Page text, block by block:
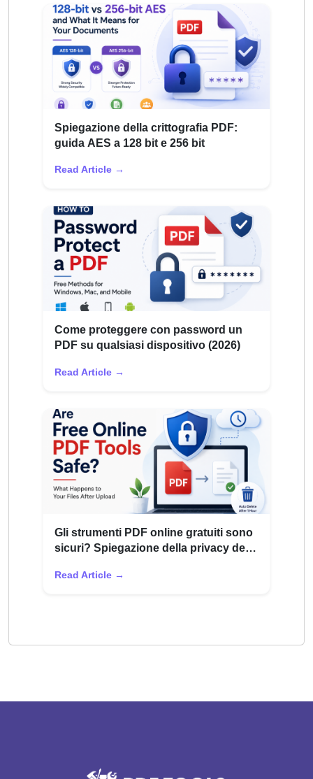
Spiegazione della crittografia PDF:
guida AES a 128 bit e 256 bit
Read Article →
Come proteggere con password un
PDF su qualsiasi dispositivo (2026)
Read Article →
Gli strumenti PDF online gratuiti sono
sicuri? Spiegazione della privacy dei
Read Article →